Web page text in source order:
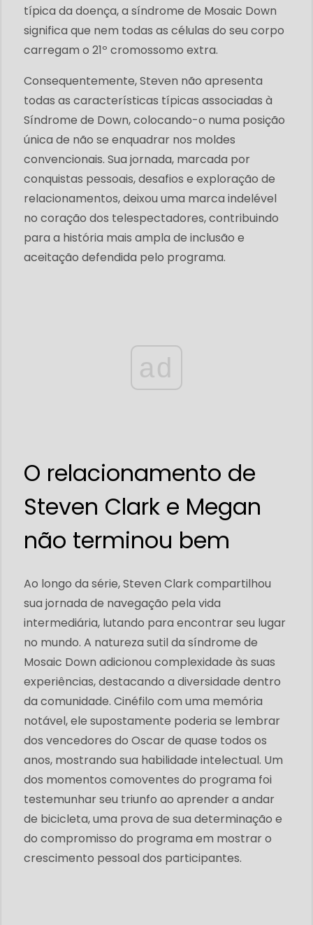
típica da doença, a síndrome de Mosaic Down
significa que nem todas as células do seu corpo
carregam o 21º cromossomo extra.
Consequentemente, Steven não apresenta
todas as características típicas associadas à
Síndrome de Down, colocando-o numa posição
única de não se enquadrar nos moldes
convencionais. Sua jornada, marcada por
conquistas pessoais, desafios e exploração de
relacionamentos, deixou uma marca indelével
no coração dos telespectadores, contribuindo
para a história mais ampla de inclusão e
aceitação defendida pelo programa.
ad
O relacionamento de
Steven Clark e Megan
não terminou bem
Ao longo da série, Steven Clark compartilhou
sua jornada de navegação pela vida
intermediária, lutando para encontrar seu lugar
no mundo. A natureza sutil da síndrome de
Mosaic Down adicionou complexidade às suas
experiências, destacando a diversidade dentro
da comunidade. Cinéfilo com uma memória
notável, ele supostamente poderia se lembrar
dos vencedores do Oscar de quase todos os
anos, mostrando sua habilidade intelectual. Um
dos momentos comoventes do programa foi
testemunhar seu triunfo ao aprender a andar
de bicicleta, uma prova de sua determinação e
do compromisso do programa em mostrar o
crescimento pessoal dos participantes.